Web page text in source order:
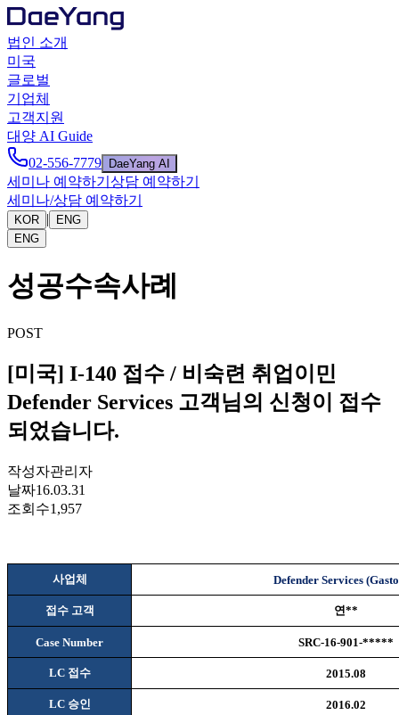
법인 소개
미국
글로벌
기업체
고객지원
대양 AI Guide
02-556-7779
DaeYang AI
세미나 예약하기 상담 예약하기
세미나/상담 예약하기
KOR |
ENG
ENG
성공수속사례
POST
[미국] I-140 접수 / 비숙련 취업이민
Defender Services 고객님의 신청이 접수
되었습니다.
작성자관리자
날짜16.03.31
조회수1,957
사업체 Defender Services
접수 고객 연**
Case Number SRC-16-901-*****
LC 접수 2015.08
LC 승인 2016.02